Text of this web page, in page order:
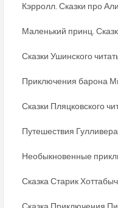
Кэрролл. Сказки про
Маленький принц.
Сказки Ушинского
Приключения барона
Сказки Пляцковского
Путешествия
Необыкновенные
Сказка Старик